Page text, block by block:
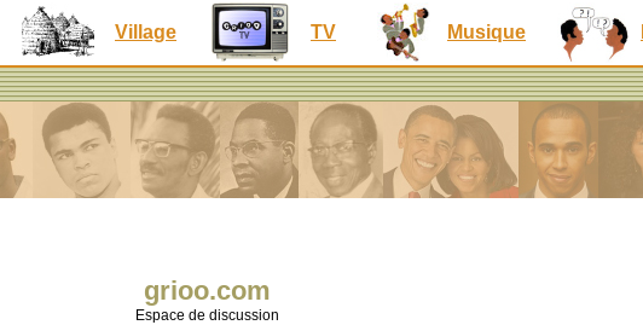
Village TV Musique
grioo.com
Espace de discussion